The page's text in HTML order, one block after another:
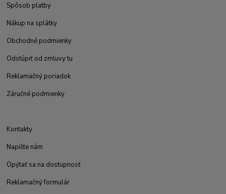
Spôsob platby
Nákup na splátky
Obchodné podmienky
Odstúpiť od zmluvy tu
Reklamačný poriadok
Záručné podmienky
Kontakty
Napíšte nám
Opýtať sa na dostupnosť
Reklamačný formulár